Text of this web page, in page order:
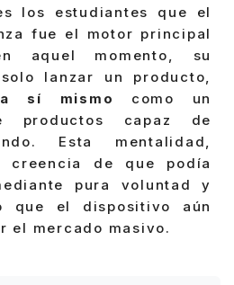
los estudiantes que el
fue el motor principal
aquel momento, su
lanzar un producto,
sí mismo
como un
productos capaz de
Esta mentalidad,
creencia de que podía
pura voluntad y
que el dispositivo aún
el mercado masivo.